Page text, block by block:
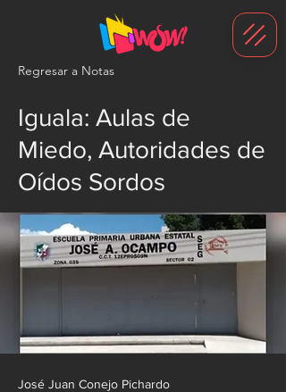
Regresar a Notas
Iguala: Aulas de
Miedo, Autoridades de
Oídos Sordos
José Juan Conejo Pichardo